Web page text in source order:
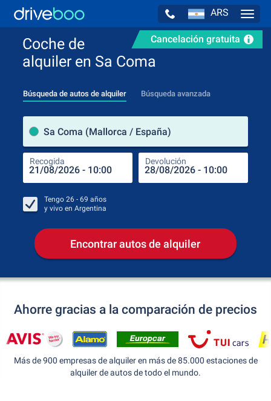
ARS
Cancelación gratuita
Coche de
alquiler en Sa Coma
Búsqueda de autos de alquiler Búsqueda avanzada
Sa Coma (Mallorca / España)
Recogida Devolución
Tengo 26 - 69 años
y vivo en Argentina
Encontrar autos de alquiler
Ahorre gracias a la comparación de precios
Más de 900 empresas de alquiler en más de 85.000 estaciones de
alquiler de autos de todo el mundo.